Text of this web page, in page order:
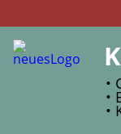
•
•
•